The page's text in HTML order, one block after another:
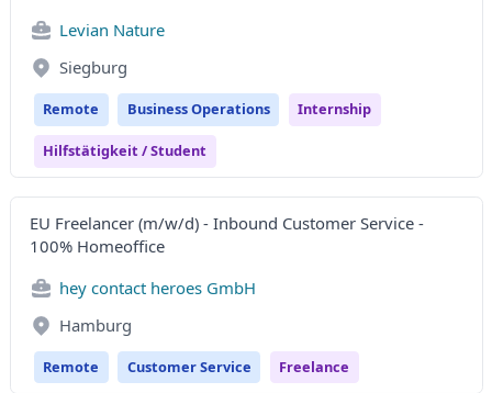
Levian Nature
Siegburg
Remote Business Operations Internship
Hilfstätigkeit / Student
EU Freelancer (m/w/d) - Inbound Customer Service -
100% Homeoffice
hey contact heroes GmbH
Hamburg
Remote Customer Service Freelance